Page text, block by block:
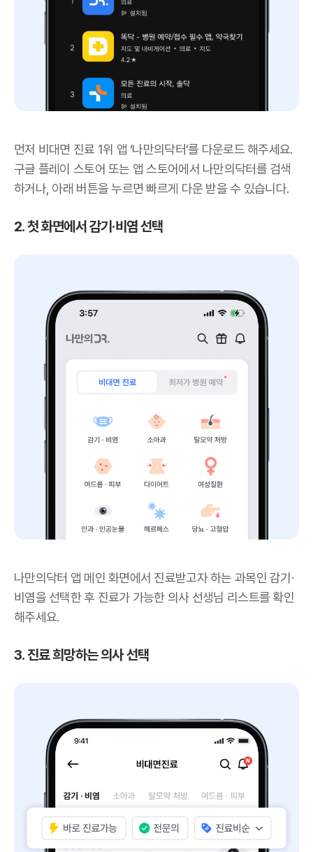
먼저 비대면 진료 1위 앱 ‘나만의닥터’를 다운로드 해주세요.
구글 플레이 스토어 또는 앱 스토어에서 나만의닥터를 검색
하거나, 아래 버튼을 누르면 빠르게 다운 받을 수 있습니다.
2. 첫 화면에서 감기·비염 선택
나만의닥터 앱 메인 화면에서 진료받고자 하는 과목인 감기·
비염을 선택한 후 진료가 가능한 의사 선생님 리스트를 확인
해주세요.
3. 진료 희망하는 의사 선택